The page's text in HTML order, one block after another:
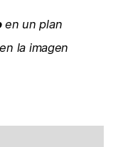
en un plan
la imagen